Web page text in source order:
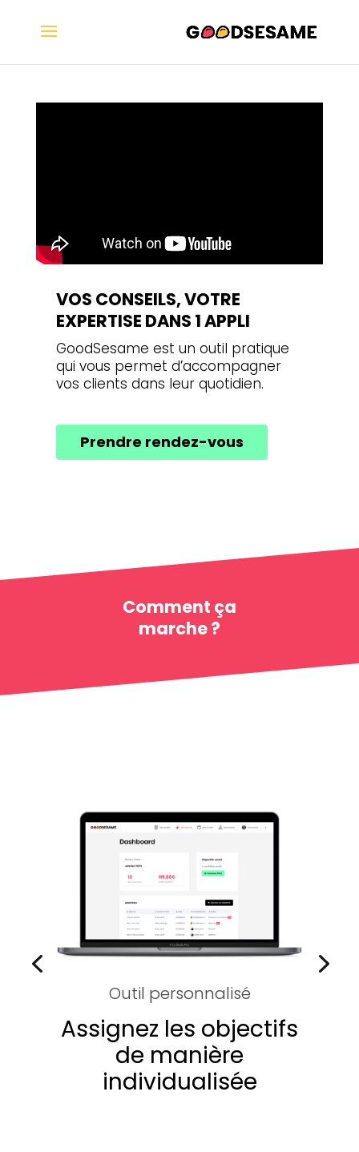
VOS CONSEILS, VOTRE
EXPERTISE DANS 1 APPLI
GoodSesame est un outil pratique
qui vous permet d’accompagner
vos clients dans leur quotidien.
Prendre rendez-vous
Comment ça
marche ?
Outil personnalisé
Assignez les objectifs
de manière
individualisée